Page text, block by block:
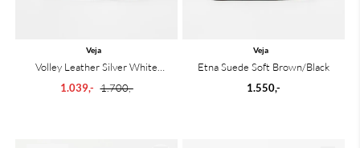
Veja
Volley Leather Silver White
Natural
1.039,- 1.700,-
Veja
Etna Suede Soft Brown/Black
1.550,-